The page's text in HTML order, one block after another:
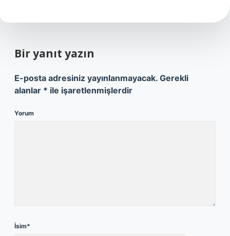
Bir yanıt yazın
E-posta adresiniz yayınlanmayacak. Gerekli
alanlar * ile işaretlenmişlerdir
Yorum
İsim*